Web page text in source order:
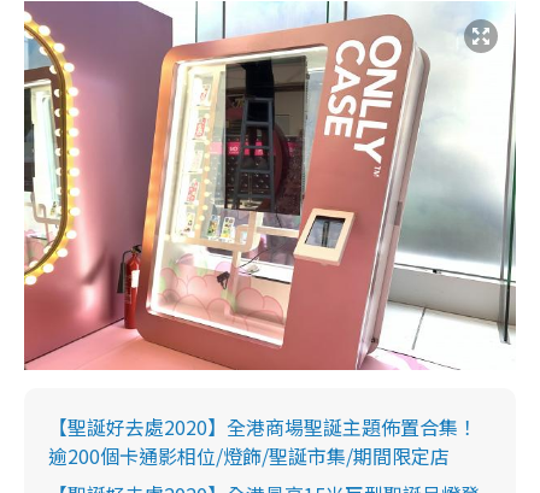
【聖誕好去處2020】全港商場聖誕主題佈置合集！
逾200個卡通影相位/燈飾/聖誕市集/期間限定店